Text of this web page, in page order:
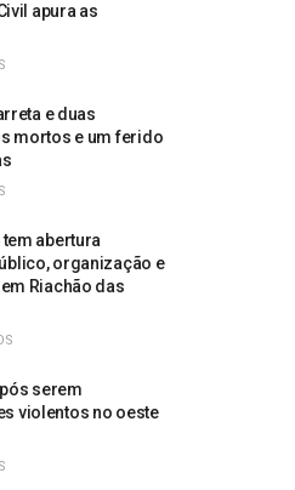
apura as
e duas
mortos e um ferido
tem abertura
organização e
Riachão das
serem
violentos no oeste